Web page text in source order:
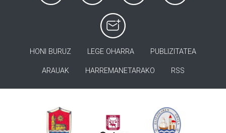
HONI BURUZ LEGE OHARRA PUBLIZITATEA
ARAUAK HARREMANETARAKO RSS